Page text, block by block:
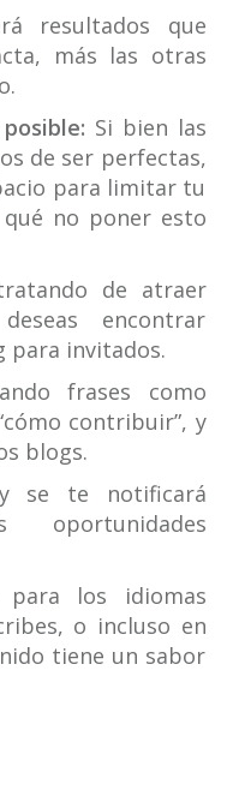
resultados que
más las otras
Si bien las
de ser perfectas,
para limitar tu
qué no poner esto
de atraer
encontrar
para invitados.
frases como
contribuir”, y
blogs.
se te notificará
oportunidades
para los idiomas
o incluso en
tiene un sabor